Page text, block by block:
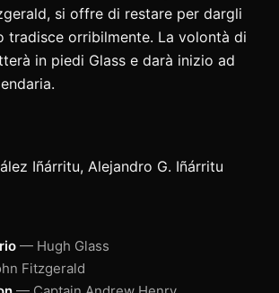
si offre di restare per dargli
tradisce orribilmente. La volontà di
in piedi Glass e darà inizio ad
Iñárritu, Alejandro G. Iñárritu
— Hugh Glass
Fitzgerald